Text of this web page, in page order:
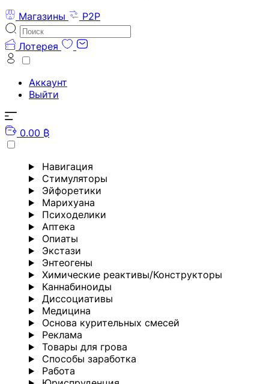
Магазины
P2P
Лотерея
Аккаунт
Выйти
0.00 ₿
Навигация
Стимуляторы
Эйфоретики
Марихуана
Психоделики
Аптека
Опиаты
Экстази
Энтеогены
Химические реактивы/Конструкторы
Каннабиноиды
Диссоциативы
Медицина
Основа курительных смесей
Реклама
Товары для грова
Способы заработка
Работа